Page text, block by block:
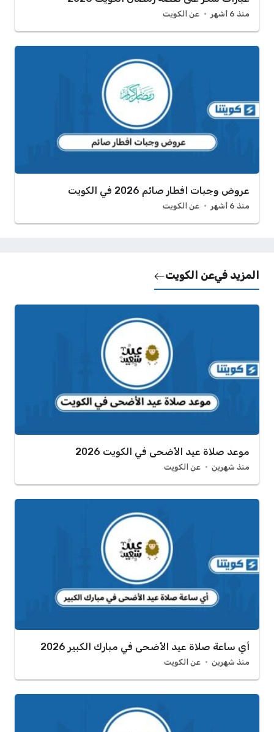
منذ 6 أشهر عن الكويت
عروض وجبات افطار صائم 2026 في الكويت
منذ 6 أشهر عن الكويت
المزيد فيعن الكويت
موعد صلاة عيد الأضحى في الكويت 2026
منذ شهرين عن الكويت
أي ساعة صلاة عيد الأضحى في مبارك الكبير 2026
منذ شهرين عن الكويت